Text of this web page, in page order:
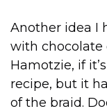
Another idea I
with chocolate
Hamotzie, if
recipe, but it
of the braid.